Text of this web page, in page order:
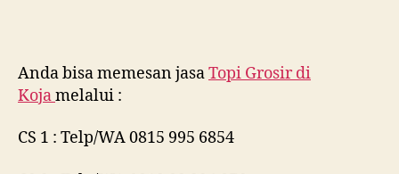
Anda bisa memesan jasaTopi Grosir di
Kojamelalui :
CS 1 : Telp/WA 0815 995 6854